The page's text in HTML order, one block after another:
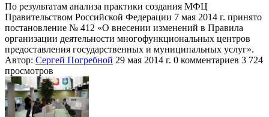
По результатам анализа практики создания МФЦ
Правительством Российской Федерации 7 мая 2014 г. принято
постановление № 412 «О внесении изменений в Правила
организации деятельности многофункциональных центров
предоставления государственных и муниципальных услуг».
Автор: Сергей Погребной 29 мая 2014 г. 0 комментариев 3 724
просмотров